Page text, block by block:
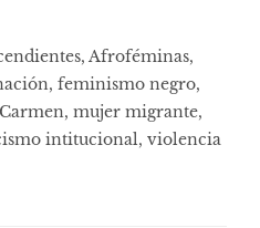
, Afroféminas,
, feminismo negro,
, mujer migrante,
intitucional, violencia